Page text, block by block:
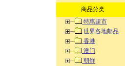
商品分类
特惠超市
世界各地邮品
香港
澳门
朝鲜